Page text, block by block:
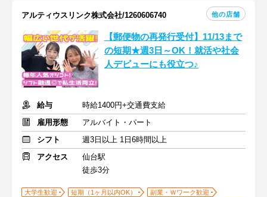
アルティウスリンク株式会社/1260606740 他の店舗
【郵便物の再発行受付】11/13まで
の短期★週3日～OK！就活や社会
人デビューにも役立つ♪
給与
時給1400円+交通費支給
雇用形態
アルバイト・パート
シフト
週3日以上 1日6時間以上
アクセス
仙台駅
徒歩3分
大学生歓迎 短期（1ヶ月以内OK）
副業・Ｗワーク歓迎